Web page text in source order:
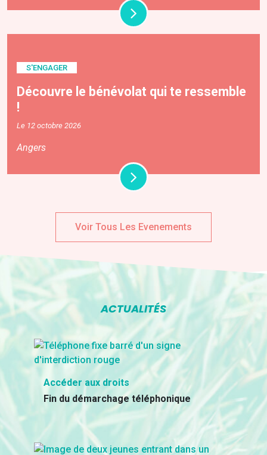
S'ENGAGER
Découvre le bénévolat qui te ressemble
!
Le 12 octobre 2026
Angers
Voir Tous Les Evenements
ACTUALITÉS
Accéder aux droits
Fin du démarchage téléphonique